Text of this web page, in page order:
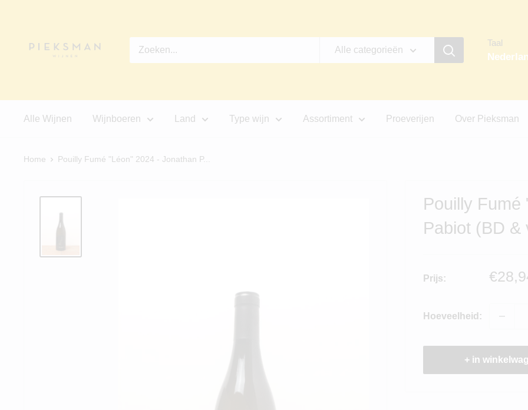
Alle categorieën
Taal
Alle Wijnen Wijnboeren Land Type wijn Assortiment Proeverijen Over Pieksman
Home Pouilly Fumé "Léon" 2024 - Jonathan P...
Pouilly Fumé
Pabiot (BD &
Prijs:
Hoeveelheid:
+ in